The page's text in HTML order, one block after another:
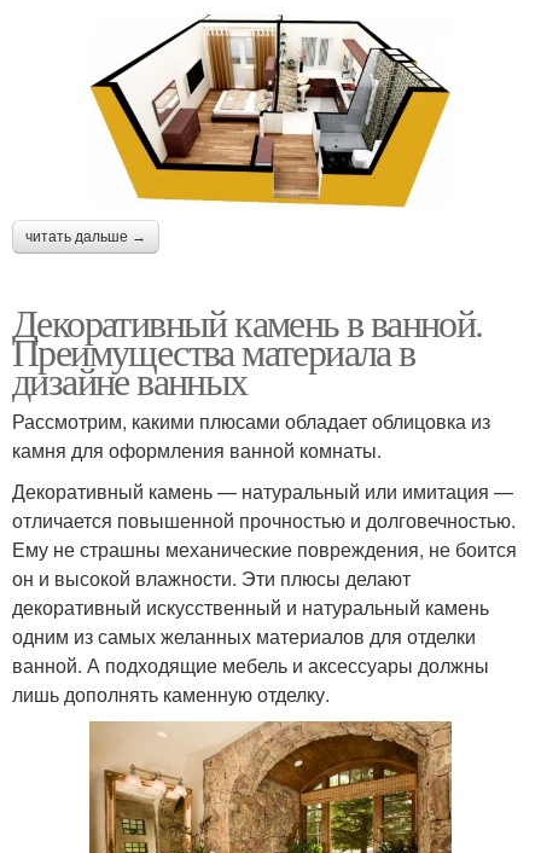
читать дальше →
Декоративный камень в ванной.
Преимущества материала в
дизайне ванных
Рассмотрим, какими плюсами обладает облицовка из
камня для оформления ванной комнаты.
Декоративный камень — натуральный или имитация —
отличается повышенной прочностью и долговечностью.
Ему не страшны механические повреждения, не боится
он и высокой влажности. Эти плюсы делают
декоративный искусственный и натуральный камень
одним из самых желанных материалов для отделки
ванной. А подходящие мебель и аксессуары должны
лишь дополнять каменную отделку.